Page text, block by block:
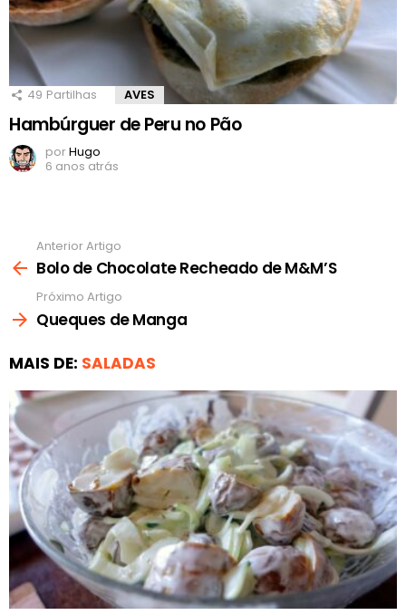
49 Partilhas AVES
Hambúrguer de Peru no Pão
porHugo
6 anos atrás
mais
Anterior Artigo
Bolo de Chocolate Recheado de M&M’S
Próximo Artigo
Queques de Manga
MAIS DE: SALADAS